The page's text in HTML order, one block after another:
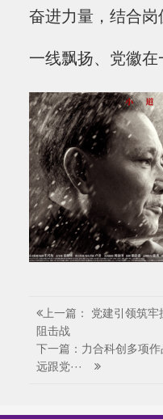
奋进力量，结合岗
一线飘扬、党徽在
上一篇： 党建引领筑
阻击战
下一篇：力合科创多项
远跟党···